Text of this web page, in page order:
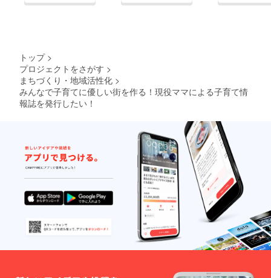
トップ >
プロジェクトをさがす >
まちづくり・地域活性化 >
みんなで子育てに優しい街を作る！現役ママによる子育て情
報誌を発行したい！